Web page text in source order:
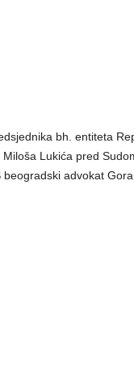
bh. entiteta
Lukića pred
advokat